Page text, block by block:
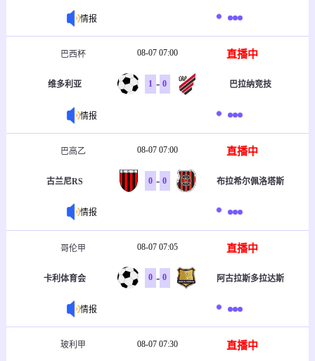
情报
巴西杯 08-07 07:00 直播中
维多利亚 1 - 0 巴拉纳竞技
情报
巴高乙 08-07 07:00 直播中
古兰尼RS 0 - 0 布拉希尔佩洛塔斯
情报
哥伦甲 08-07 07:05 直播中
卡利体育会 0 - 0 阿古拉斯多拉达斯
情报
玻利甲 08-07 07:30 直播中